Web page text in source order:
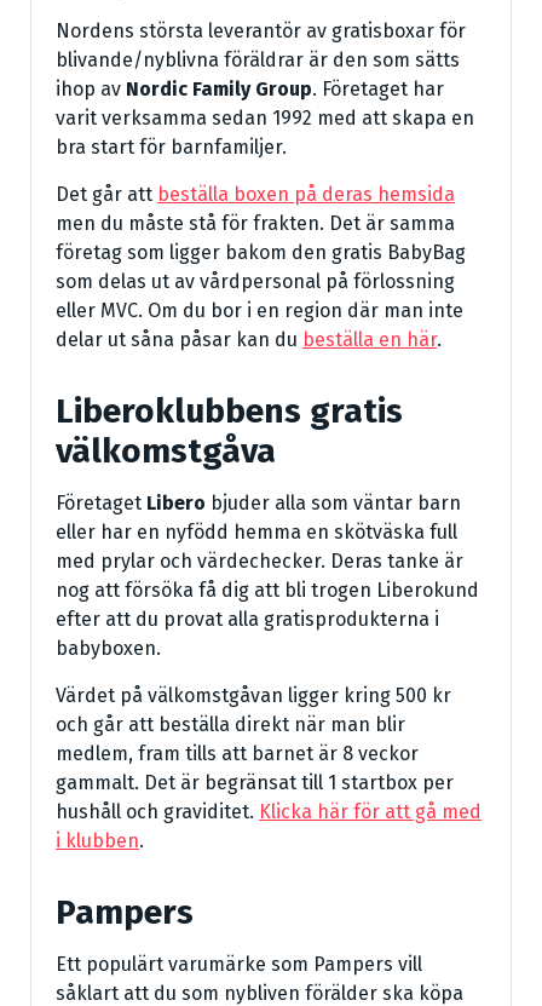
Nordens största leverantör av gratisboxar för
blivande/nyblivna föräldrar är den som sätts
ihop av Nordic Family Group. Företaget har
varit verksamma sedan 1992 med att skapa en
bra start för barnfamiljer.
Det går att beställa boxen på deras hemsida
men du måste stå för frakten. Det är samma
företag som ligger bakom den gratis BabyBag
som delas ut av vårdpersonal på förlossning
eller MVC. Om du bor i en region där man inte
delar ut såna påsar kan du beställa en här.
Liberoklubbens gratis
välkomstgåva
Företaget Libero bjuder alla som väntar barn
eller har en nyfödd hemma en skötväska full
med prylar och värdechecker. Deras tanke är
nog att försöka få dig att bli trogen Liberokund
efter att du provat alla gratisprodukterna i
babyboxen.
Värdet på välkomstgåvan ligger kring 500 kr
och går att beställa direkt när man blir
medlem, fram tills att barnet är 8 veckor
gammalt. Det är begränsat till 1 startbox per
hushåll och graviditet. Klicka här för att gå med
i klubben.
Pampers
Ett populärt varumärke som Pampers vill
såklart att du som nybliven förälder ska köpa